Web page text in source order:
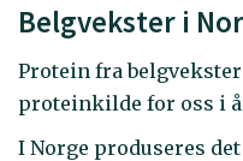
Belgvekster i
Protein fra
proteinkilde for oss i
I Norge produseres